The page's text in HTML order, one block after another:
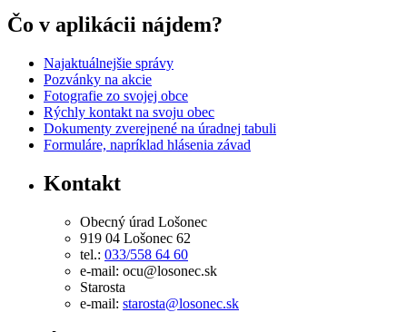
Čo v aplikácii nájdem?
Najaktuálnejšie správy
Pozvánky na akcie
Fotografie zo svojej obce
Rýchly kontakt na svoju obec
Dokumenty zverejnené na úradnej tabuli
Formuláre, napríklad hlásenia závad
Kontakt
Obecný úrad Lošonec
919 04 Lošonec 62
tel.: 033/558 64 60
e-mail: ocu@losonec.sk
Starosta
e-mail: starosta@losonec.sk